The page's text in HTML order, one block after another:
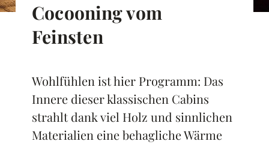
Cocooning vom
Feinsten
Wohlfühlen ist hier Programm: Das
Innere dieser klassischen Cabins
strahlt dank viel Holz und sinnlichen
Materialien eine behagliche Wärme